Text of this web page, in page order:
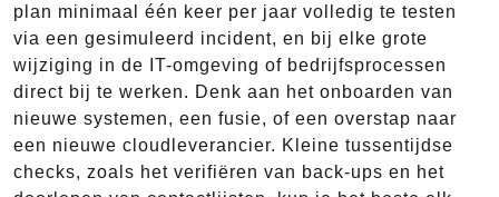
plan minimaal één keer per jaar volledig te testen
via een gesimuleerd incident, en bij elke grote
wijziging in de IT-omgeving of bedrijfsprocessen
direct bij te werken. Denk aan het onboarden van
nieuwe systemen, een fusie, of een overstap naar
een nieuwe cloudleverancier. Kleine tussentijdse
checks, zoals het verifiëren van back-ups en het